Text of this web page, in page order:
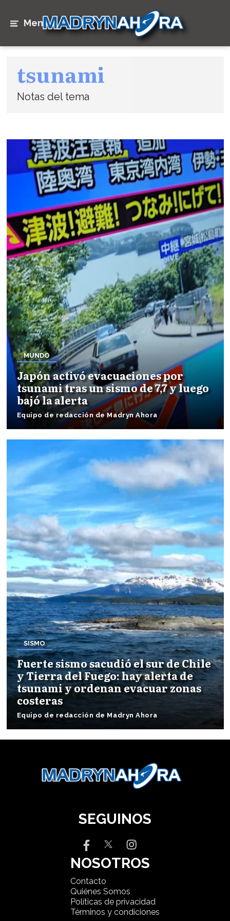
Menú
tsunami
Notas del tema
MUNDO
Japón activó evacuaciones por
tsunami tras un sismo de 7,7 y luego
bajó la alerta
Equipo de redacción de Madryn Ahora
SISMO
Fuerte sismo sacudió el sur de Chile
y Tierra del Fuego: hay alerta de
tsunami y ordenan evacuar zonas
costeras
Equipo de redacción de Madryn Ahora
SEGUINOS
NOSOTROS
Contacto
Quiénes Somos
Políticas de privacidad
Términos y condiciones